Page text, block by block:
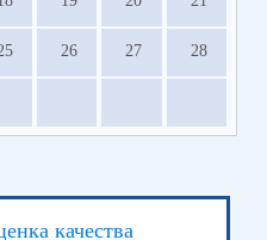
26 27 28
качества